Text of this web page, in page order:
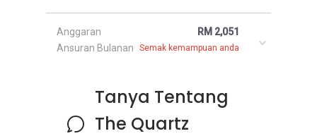
Anggaran
Ansuran Bulanan
RM 2,051
Semak kemampuan anda
Tanya Tentang
The Quartz